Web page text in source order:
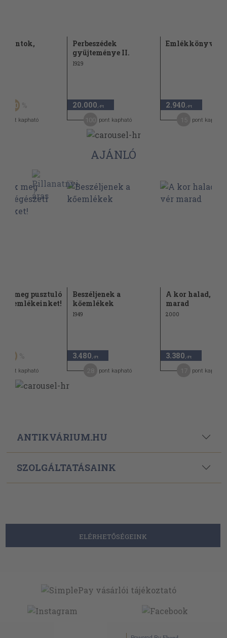
csontok,
50
pont kapható
Perbeszédek
gyüjteménye II.
1929
20.000 ,-Ft
pont kapható
Emlékkönyv I.
2.940 ,-Ft
pont kapható
AJÁNLÓ
meg pusztuló
emlékeinket!
50
pont kapható
Beszéljenek a
kőemlékek
1949
3.480 ,-Ft
pont kapható
A kor halad, a
marad
2000
3.380 ,-Ft
pont kapható
ANTIKVÁRIUM.HU
SZOLGÁLTATÁSAINK
ELÉRHETŐSÉGEINK